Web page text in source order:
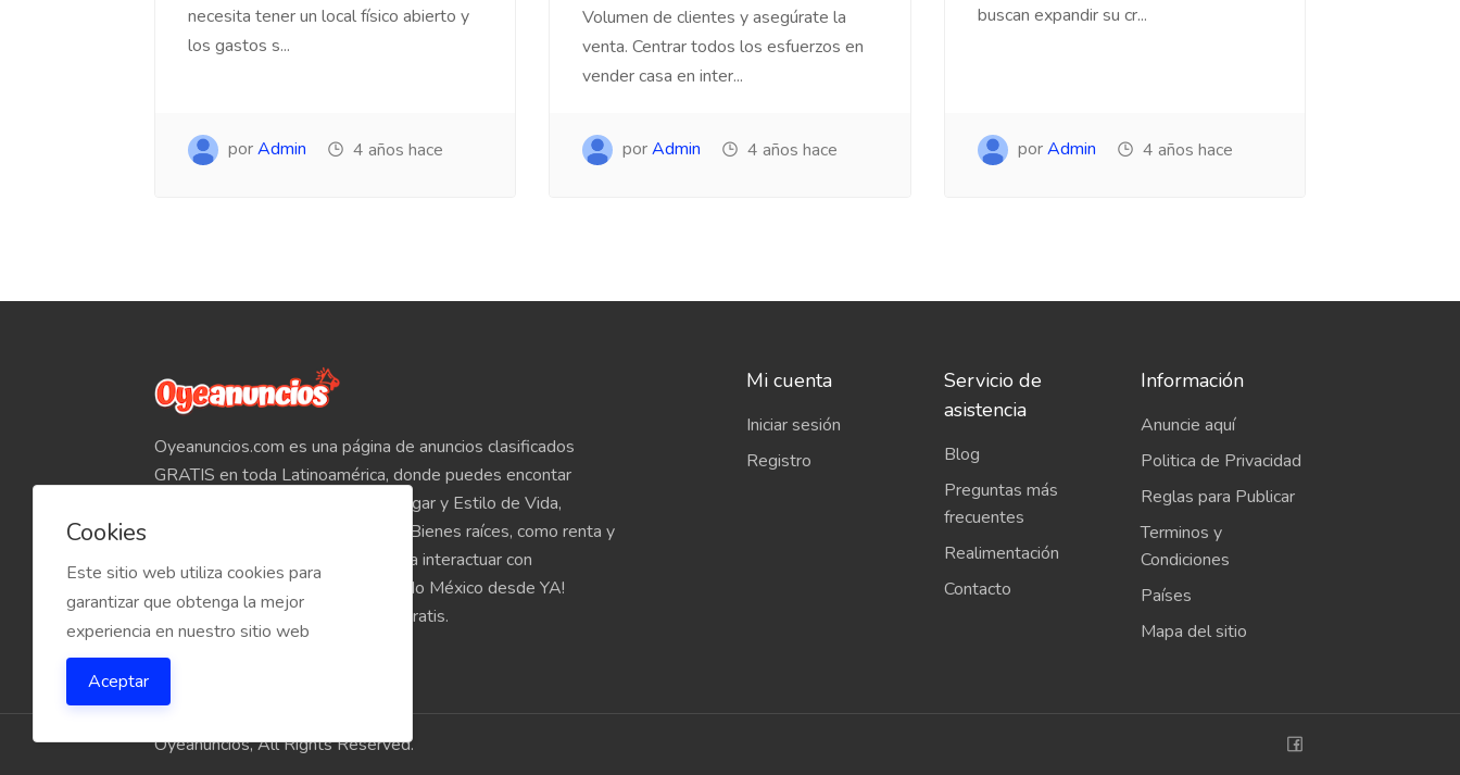
necesita tener un local físico abierto y
los gastos s...
porAdmin 4 años hace
Volumen de clientes y asegúrate la
venta. Centrar todos los esfuerzos en
vender casa en inter...
porAdmin 4 años hace
buscan expandir su cr...
porAdmin 4 años hace
Oyeanuncios.com es una página de anuncios clasificados
GRATIS en toda Latinoamérica, donde puedes encontar
Empleos, Autos, Motocicletas, Hogar y Estilo de Vida,
Teléfonos, Tabletas, Electrónicos, Bienes raíces, como renta y
venta de inmuebles, etc. Empieza a interactuar con
compradores y vendedores de todo México desde YA!
Oyeanuncios.com es totalmente Gratis.
Mi cuenta
Iniciar sesión
Registro
Servicio de
asistencia
Blog
Preguntas más
frecuentes
Realimentación
Contacto
Información
Anuncie aquí
Politica de Privacidad
Reglas para Publicar
Terminos y
Condiciones
Países
Mapa del sitio
Oyeanuncios, All Rights Reserved.
Cookies
Este sitio web utiliza cookies para
garantizar que obtenga la mejor
experiencia en nuestro sitio web
Aceptar